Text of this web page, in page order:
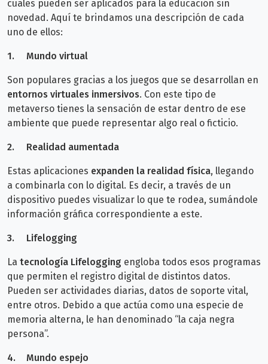
cuales pueden ser aplicados para la educación sin
novedad. Aquí te brindamos una descripción de cada
uno de ellos:
1. Mundo virtual
Son populares gracias a los juegos que se desarrollan en
entornos virtuales inmersivos. Con este tipo de
metaverso tienes la sensación de estar dentro de ese
ambiente que puede representar algo real o ficticio.
2. Realidad aumentada
Estas aplicaciones expanden la realidad física, llegando
a combinarla con lo digital. Es decir, a través de un
dispositivo puedes visualizar lo que te rodea, sumándole
información gráfica correspondiente a este.
3. Lifelogging
La tecnología Lifelogging engloba todos esos programas
que permiten el registro digital de distintos datos.
Pueden ser actividades diarias, datos de soporte vital,
entre otros. Debido a que actúa como una especie de
memoria alterna, le han denominado “la caja negra
persona”.
4. Mundo espejo